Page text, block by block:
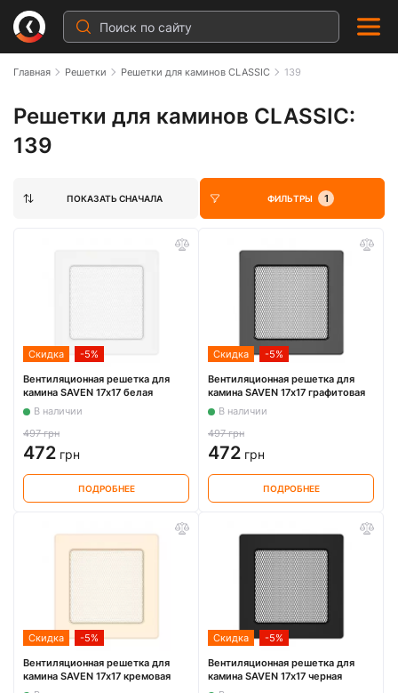
Главная Решетки Решетки для каминов CLASSIC 139
Решетки для каминов CLASSIC:
139
ПОКАЗАТЬ СНАЧАЛА ФИЛЬТРЫ 1
Скидка -5%
Вентиляционная решетка для
камина SAVEN 17х17 белая
В наличии
497 грн
472 грн
ПОДРОБНЕЕ
Скидка -5%
Вентиляционная решетка для
камина SAVEN 17х17 графитовая
В наличии
497 грн
472 грн
ПОДРОБНЕЕ
Скидка -5%
Вентиляционная решетка для
камина SAVEN 17х17 кремовая
Скидка -5%
Вентиляционная решетка для
камина SAVEN 17х17 черная